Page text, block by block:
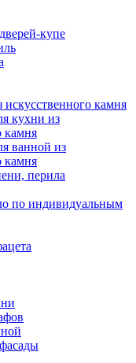
купе
камня
кухни из
камня
ванной из
камня
перила
по индивидуальным